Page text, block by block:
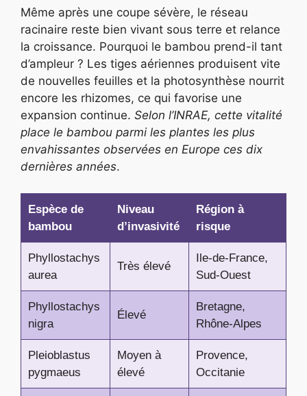
Même après une coupe sévère, le réseau
racinaire reste bien vivant sous terre et relance
la croissance. Pourquoi le bambou prend-il tant
d’ampleur ? Les tiges aériennes produisent vite
de nouvelles feuilles et la photosynthèse nourrit
encore les rhizomes, ce qui favorise une
expansion continue. Selon l’INRAE, cette vitalité
place le bambou parmi les plantes les plus
envahissantes observées en Europe ces dix
dernières années.
Espèce de
bambou
Niveau
d’invasivité
Région à
risque
Phyllostachys
aurea
Très élevé
Ile-de-France,
Sud-Ouest
Phyllostachys
nigra
Élevé
Bretagne,
Rhône-Alpes
Pleioblastus
pygmaeus
Moyen à
élevé
Provence,
Occitanie